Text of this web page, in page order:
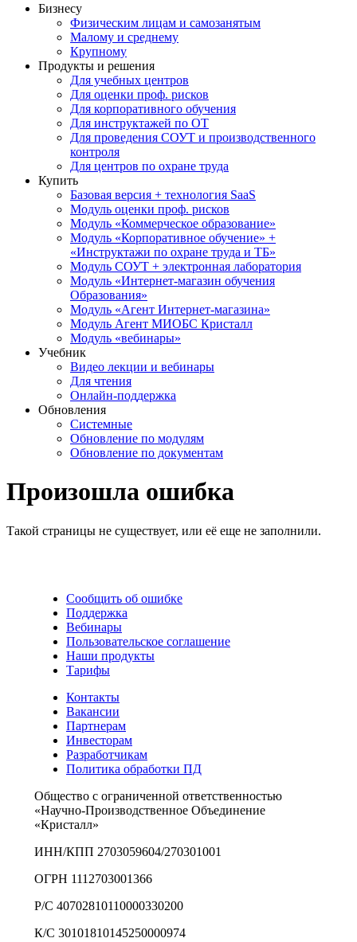
Бизнесу
Физическим лицам и самозанятым
Малому и среднему
Крупному
Продукты и решения
Для учебных центров
Для оценки проф. рисков
Для корпоративного обучения
Для инструктажей по ОТ
Для проведения СОУТ и производственного
контроля
Для центров по охране труда
Купить
Базовая версия + технология SaaS
Модуль оценки проф. рисков
Модуль «Коммерческое образование»
Модуль «Корпоративное обучение» +
«Инструктажи по охране труда и ТБ»
Модуль СОУТ + электронная лаборатория
Модуль «Интернет-магазин обучения
Образования»
Модуль «Агент Интернет-магазина»
Модуль Агент МИОБС Кристалл
Модуль «вебинары»
Учебник
Видео лекции и вебинары
Для чтения
Онлайн-поддержка
Обновления
Системные
Обновление по модулям
Обновление по документам
Произошла ошибка
Такой страницы не существует, или её еще не заполнили.
Сообщить об ошибке
Поддержка
Вебинары
Пользовательское соглашение
Наши продукты
Тарифы
Контакты
Вакансии
Партнерам
Инвесторам
Разработчикам
Политика обработки ПД
Общество с ограниченной ответственностью
«Научно-Производственное Объединение
«Кристалл»
ИНН/КПП 2703059604/270301001
ОГРН 1112703001366
Р/С 40702810110000330200
К/С 30101810145250000974